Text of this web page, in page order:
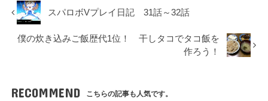
スパロボVプレイ日記 31話～32話
僕の炊き込みご飯歴代1位！ 干しタコでタコ飯を
作ろう！
RECOMMEND こちらの記事も人気です。